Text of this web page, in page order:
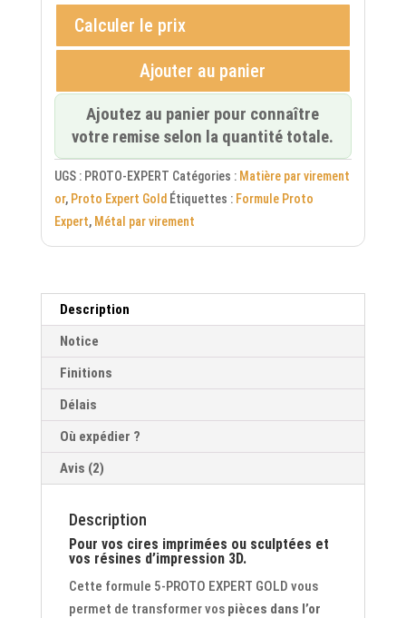
Calculer le prix
Ajouter au panier
Ajoutez au panier pour connaître
votre remise selon la quantité totale.
UGS : PROTO-EXPERT Catégories : Matière par virement
or, Proto Expert Gold Étiquettes : Formule Proto
Expert, Métal par virement
Description
Notice
Finitions
Délais
Où expédier ?
Avis (2)
Description
Pour vos cires imprimées ou sculptées et
vos résines d’impression 3D.
Cette formule 5-PROTO EXPERT GOLD vous
permet de transformer vos pièces dans l’or